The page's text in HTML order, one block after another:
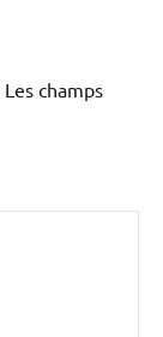
Les champs